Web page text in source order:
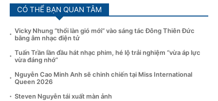
CÓ THỂ BẠN QUAN TÂM
Vicky Nhung “thổi làn gió mới” vào sáng tác Đông Thiên Đức
bằng âm nhạc điện tử
Tuấn Trần lần đầu hát nhạc phim, hé lộ trải nghiệm “vừa áp lực
vừa đáng nhớ”
Nguyễn Cao Minh Anh sẽ chinh chiến tại Miss International
Queen 2026
Steven Nguyễn tái xuất màn ảnh